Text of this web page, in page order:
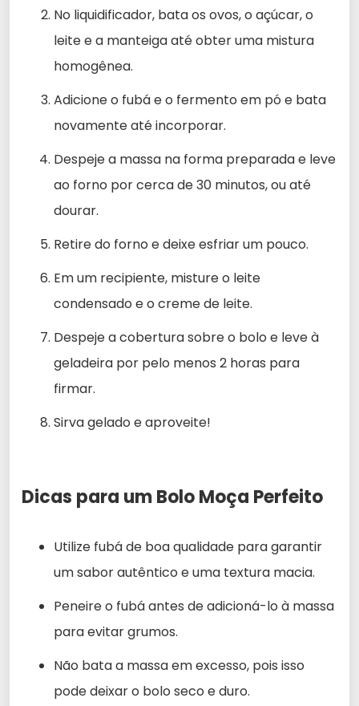
No liquidificador, bata os ovos, o açúcar, o
leite e a manteiga até obter uma mistura
homogênea.
Adicione o fubá e o fermento em pó e bata
novamente até incorporar.
Despeje a massa na forma preparada e leve
ao forno por cerca de 30 minutos, ou até
dourar.
Retire do forno e deixe esfriar um pouco.
Em um recipiente, misture o leite
condensado e o creme de leite.
Despeje a cobertura sobre o bolo e leve à
geladeira por pelo menos 2 horas para
firmar.
Sirva gelado e aproveite!
Dicas para um Bolo Moça Perfeito
Utilize fubá de boa qualidade para garantir
um sabor autêntico e uma textura macia.
Peneire o fubá antes de adicioná-lo à massa
para evitar grumos.
Não bata a massa em excesso, pois isso
pode deixar o bolo seco e duro.